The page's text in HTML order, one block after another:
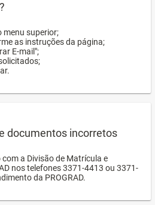
menu superior;
as instruções da página;
E-mail";
documentos incorretos
a Divisão de Matrícula e
nos telefones 3371-4413 ou 3371-
da PROGRAD.